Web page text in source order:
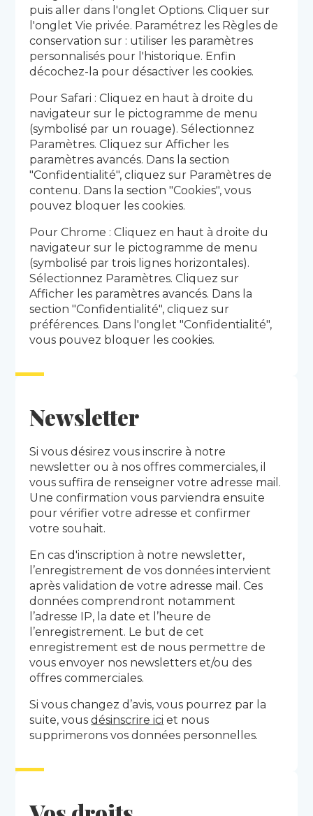
puis aller dans l'onglet Options. Cliquer sur
l'onglet Vie privée. Paramétrez les Règles de
conservation sur : utiliser les paramètres
personnalisés pour l'historique. Enfin
décochez-la pour désactiver les cookies.
Pour Safari : Cliquez en haut à droite du
navigateur sur le pictogramme de menu
(symbolisé par un rouage). Sélectionnez
Paramètres. Cliquez sur Afficher les
paramètres avancés. Dans la section
"Confidentialité", cliquez sur Paramètres de
contenu. Dans la section "Cookies", vous
pouvez bloquer les cookies.
Pour Chrome : Cliquez en haut à droite du
navigateur sur le pictogramme de menu
(symbolisé par trois lignes horizontales).
Sélectionnez Paramètres. Cliquez sur
Afficher les paramètres avancés. Dans la
section "Confidentialité", cliquez sur
préférences. Dans l'onglet "Confidentialité",
vous pouvez bloquer les cookies.
Newsletter
Si vous désirez vous inscrire à notre
newsletter ou à nos offres commerciales, il
vous suffira de renseigner votre adresse mail.
Une confirmation vous parviendra ensuite
pour vérifier votre adresse et confirmer
votre souhait.
En cas d'inscription à notre newsletter,
l’enregistrement de vos données intervient
après validation de votre adresse mail. Ces
données comprendront notamment
l’adresse IP, la date et l’heure de
l’enregistrement. Le but de cet
enregistrement est de nous permettre de
vous envoyer nos newsletters et/ou des
offres commerciales.
Si vous changez d’avis, vous pourrez par la
suite, vousdésinscrire ici et nous
supprimerons vos données personnelles.